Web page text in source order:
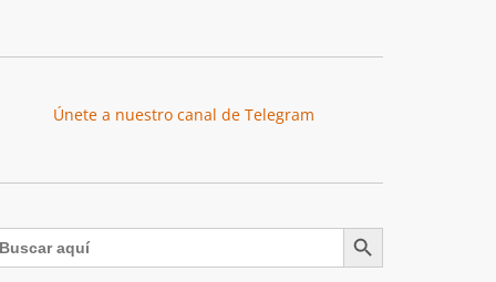
Únete a nuestro canal de Telegram
Botón de búsqueda